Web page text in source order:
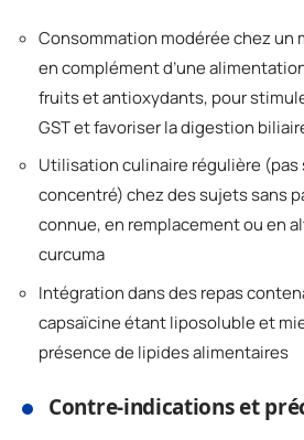
Consommation modérée chez un
en complément d’une
fruits et antioxydants, pour
GST et favoriser la digestion
Utilisation culinaire régulière (pas
concentré) chez des sujets sans
connue, en remplacement ou en
curcuma
Intégration dans des repas
capsaïcine étant liposoluble et
présence de lipides alimentaires
Contre-indications et